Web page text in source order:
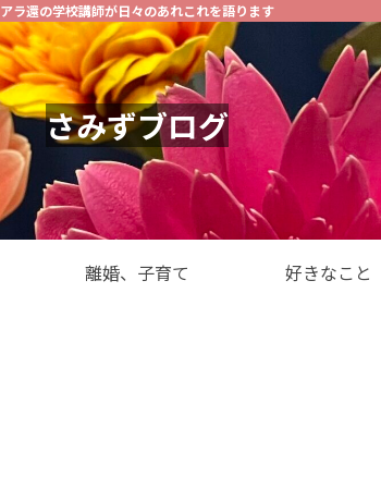
アラ還の学校講師が日々のあれこれを語ります
さみずブログ
離婚、子育て 好きなこと